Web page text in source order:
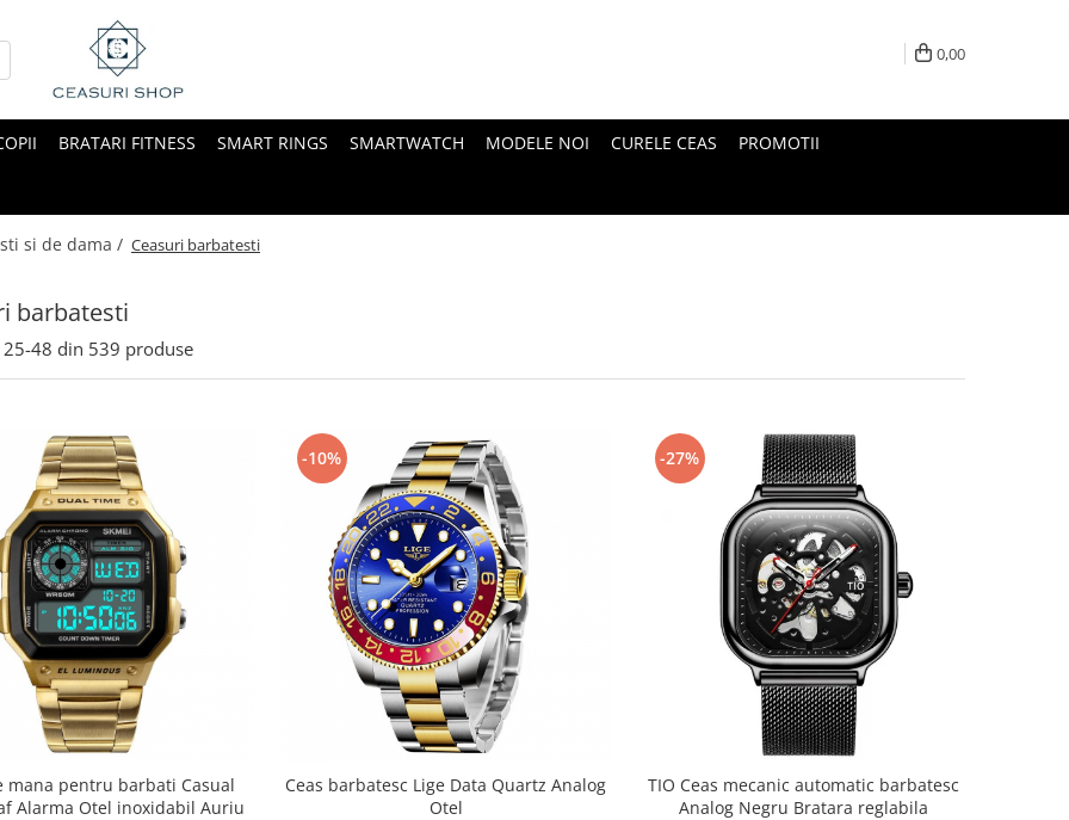
0,00
BRATARI FITNESS SMART RINGS SMARTWATCH MODELE NOI CURELE CEAS PROMOTII
si de dama / Ceasuri barbatesti
barbatesti
25-48 din 539 produse
mana pentru barbati Casual
Alarma Otel inoxidabil Auriu
-10%
Ceas barbatesc Lige Data Quartz Analog
Otel
-27%
TIO Ceas mecanic automatic barbatesc
Analog Negru Bratara reglabila